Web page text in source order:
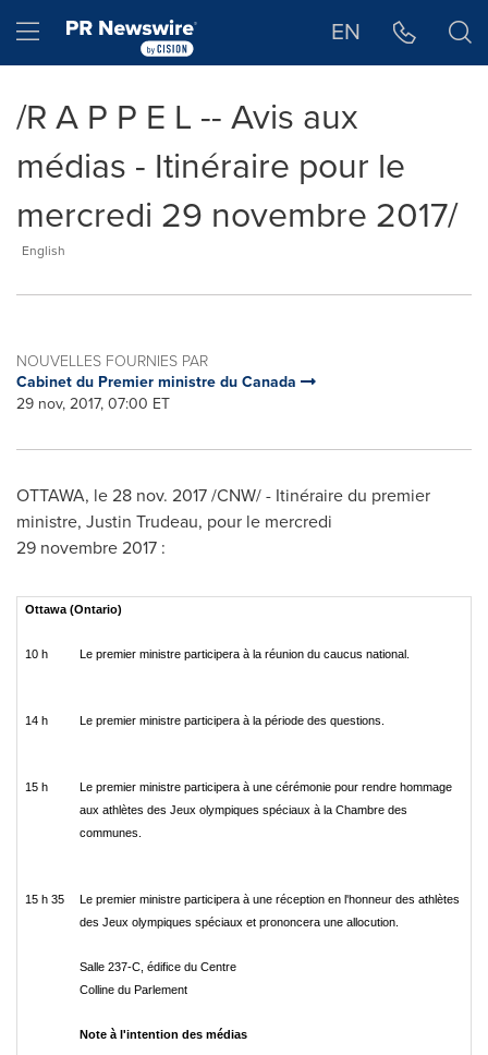
Hamburger menu EN
/R A P P E L -- Avis aux
médias - Itinéraire pour le
mercredi 29 novembre 2017/
English
NOUVELLES FOURNIES PAR
Cabinet du Premier ministre du Canada
29 nov, 2017, 07:00 ET
OTTAWA, le28 nov. 2017/CNW/ - Itinéraire du premier
ministre, Justin Trudeau, pour le mercredi
29 novembre 2017 :
Ottawa (Ontario)
10 h Le premier ministre participera à la réunion du caucus national.
14 h Le premier ministre participera à la période des questions.
15 h
Le premier ministre participera à une cérémonie pour rendre hommage
aux athlètes des Jeux olympiques spéciaux à la Chambre des
communes.
15 h 35
Le premier ministre participera à une réception en l'honneur des athlètes
des Jeux olympiques spéciaux et prononcera une allocution.
Salle 237-C, édifice du Centre
Colline du Parlement
Note à l'intention des médias